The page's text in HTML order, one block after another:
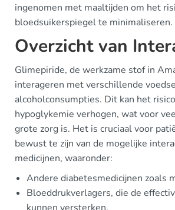
ingenomen met maaltijden om het
bloedsuikerspiegel te minimaliseren.
Overzicht van
Glimepiride, de werkzame stof in
interageren met verschillende
alcoholconsumpties. Dit kan het
hypoglykemie verhogen, wat voor
grote zorg is. Het is cruciaal voor
bewust te zijn van de mogelijke
medicijnen, waaronder:
Andere diabetesmedicijnen zoals
Bloeddrukverlagers, die de